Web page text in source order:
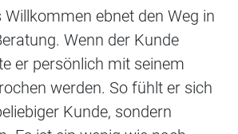
Willkommen ebnet den Weg in
Wenn der Kunde
er persönlich mit seinem
werden. So fühlt er sich
Kunde, sondern